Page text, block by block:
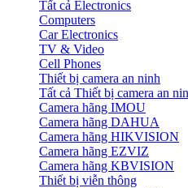
Tất cả Electronics
Computers
Car Electronics
TV & Video
Cell Phones
Thiết bị camera an ninh
Tất cả Thiết bị camera an
Camera hãng IMOU
Camera hãng DAHUA
Camera hãng HIKVISION
Camera hãng EZVIZ
Camera hãng KBVISION
Thiết bị viễn thông